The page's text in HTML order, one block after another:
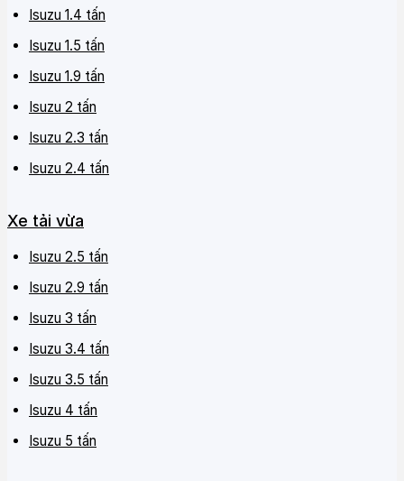
Isuzu 1.4 tấn
Isuzu 1.5 tấn
Isuzu 1.9 tấn
Isuzu 2 tấn
Isuzu 2.3 tấn
Isuzu 2.4 tấn
Xe tải vừa
Isuzu 2.5 tấn
Isuzu 2.9 tấn
Isuzu 3 tấn
Isuzu 3.4 tấn
Isuzu 3.5 tấn
Isuzu 4 tấn
Isuzu 5 tấn